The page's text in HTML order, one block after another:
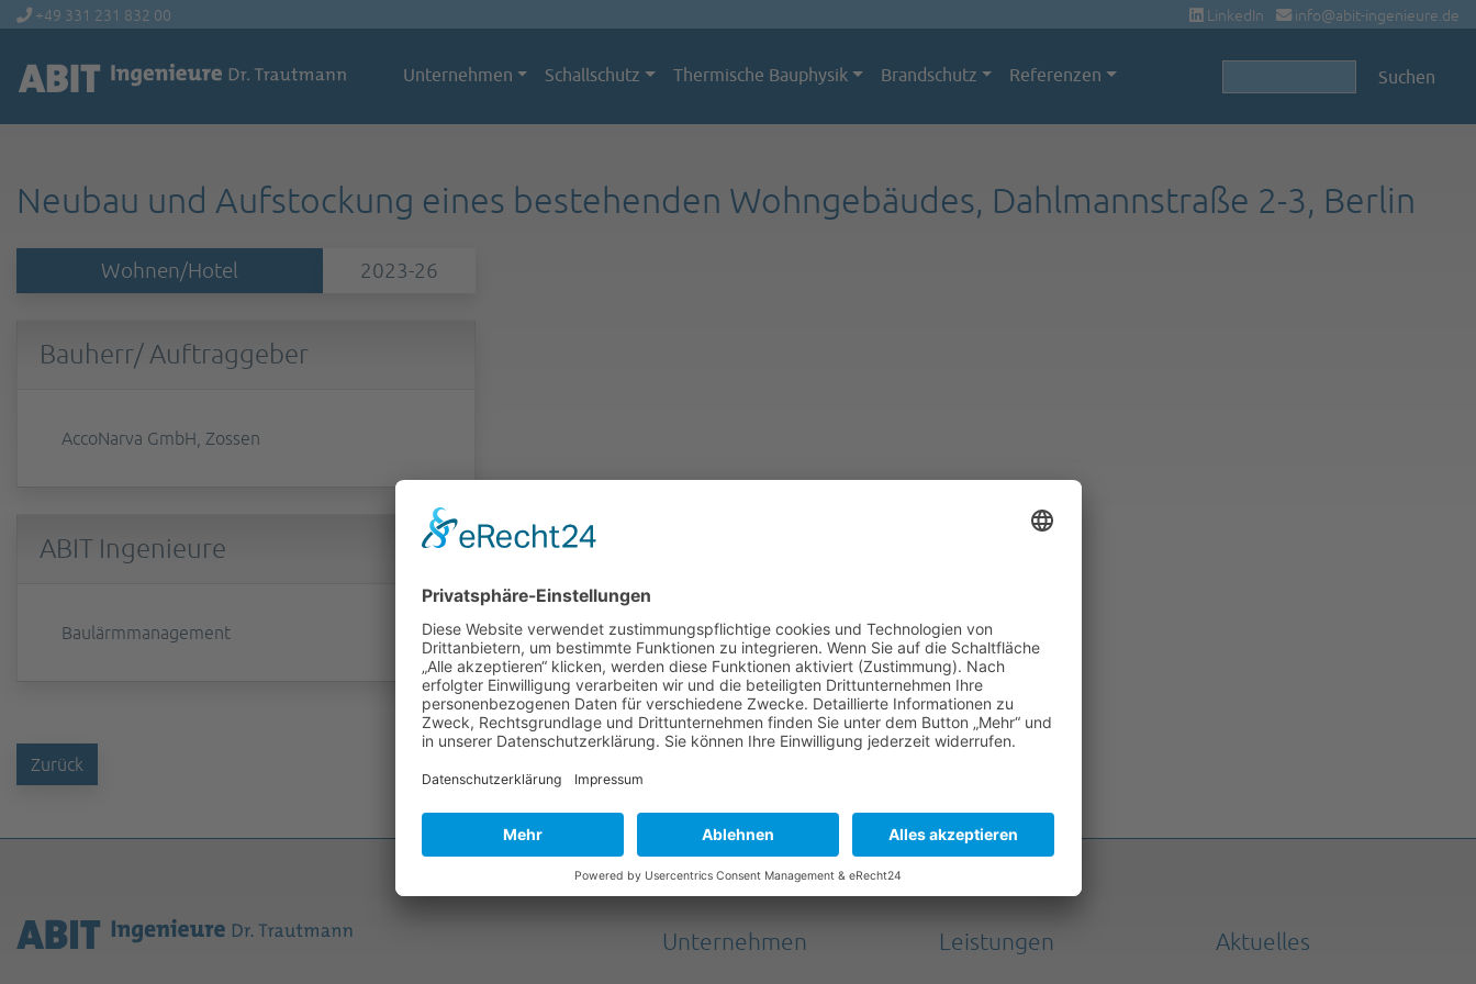
+49 331 231 832 00 LinkedIn info@abit-ingenieure.de
Unternehmen Schallschutz Thermische Bauphysik Brandschutz Referenzen Suchbegriffe Suchen
Neubau und Aufstockung eines bestehenden Wohngebäudes, Dahlmannstraße 2-3, Berlin
Wohnen/Hotel 2023-26
Bauherr/ Auftraggeber
AccoNarva GmbH, Zossen
ABIT Ingenieure
Baulärmmanagement
Zurück
Unternehmen Leistungen Aktuelles